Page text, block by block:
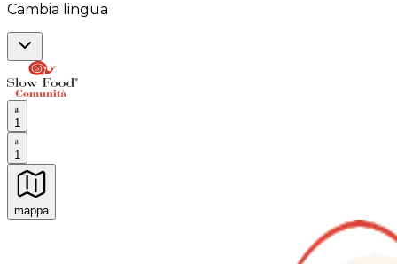
Cambia lingua
1
1
mappa
Esperienze culinarie indimenticabili: Esperienze